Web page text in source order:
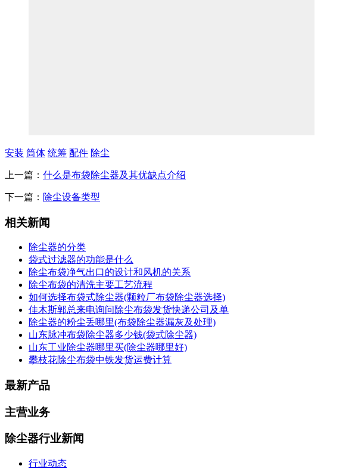
安装 筒体 统筹 配件 除尘
上一篇： 什么是布袋除尘器及其优缺点介绍
下一篇： 除尘设备类型
相关新闻
除尘器的分类
袋式过滤器的功能是什么
除尘布袋净气出口的设计和风机的关系
除尘布袋的清洗主要工艺流程
如何选择布袋式除尘器(颗粒厂布袋除尘器选择)
佳木斯郭总来电询问除尘布袋发货快递公司及单
除尘器的粉尘丢哪里(布袋除尘器漏灰及处理)
山东脉冲布袋除尘器多少钱(袋式除尘器)
山东工业除尘器哪里买(除尘器哪里好)
攀枝花除尘布袋中铁发货运费计算
最新产品
主营业务
除尘器行业新闻
行业动态